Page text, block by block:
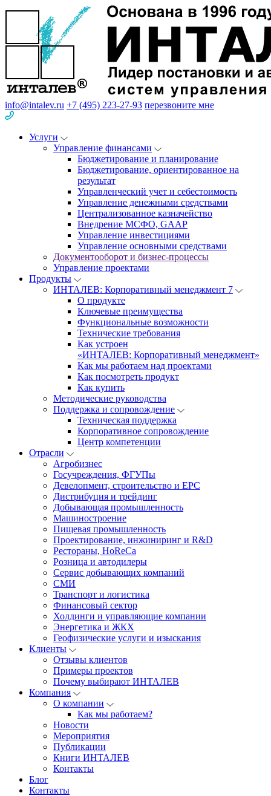
info@intalev.ru +7 (495) 223-27-93 перезвоните мне
Услуги
Управление финансами
Бюджетирование и планирование
Бюджетирование, ориентированное на
результат
Управленческий учет и себестоимость
Управление денежными средствами
Централизованное казначейство
Внедрение МСФО, GAAP
Управление инвестициями
Управление основными средствами
Документооборот и бизнес-процессы
Управление проектами
Продукты
ИНТАЛЕВ: Корпоративный менеджмент 7
О продукте
Ключевые преимущества
Функциональные возможности
Технические требования
Как устроен
«ИНТАЛЕВ: Корпоративный менеджмент»
Как мы работаем над проектами
Как посмотреть продукт
Как купить
Методические руководства
Поддержка и сопровождение
Техническая поддержка
Корпоративное сопровождение
Центр компетенции
Отрасли
Агробизнес
Госучреждения, ФГУПы
Девелопмент, строительство и EPC
Дистрибуция и трейдинг
Добывающая промышленность
Машиностроение
Пищевая промышленность
Проектирование, инжиниринг и R&D
Рестораны, HoReCa
Розница и автодилеры
Сервис добывающих компаний
СМИ
Транспорт и логистика
Финансовый сектор
Холдинги и управляющие компании
Энергетика и ЖКХ
Геофизические услуги и изыскания
Клиенты
Отзывы клиентов
Примеры проектов
Почему выбирают ИНТАЛЕВ
Компания
О компании
Как мы работаем?
Новости
Мероприятия
Публикации
Книги ИНТАЛЕВ
Контакты
Блог
Контакты